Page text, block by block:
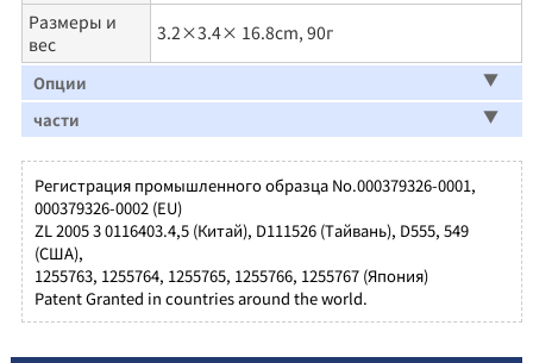
Размеры и
вес
3.2×3.4× 16.8cm, 90г
Опции
части
Регистрация промышленного образца No.000379326-0001,
000379326-0002 (EU)
ZL 2005 3 0116403.4,5 (Китай), D111526 (Tайвань), D555, 549
(США),
1255763, 1255764, 1255765, 1255766, 1255767 (Япония)
Patent Granted in countries around the world.